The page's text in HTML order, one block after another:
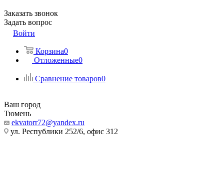
Заказать звонок
Задать вопрос
Войти
Корзина0
Отложенные0
Сравнение товаров0
Ваш город
Тюмень
ekvatorr72@yandex.ru
ул. Республики 252/6, офис 312